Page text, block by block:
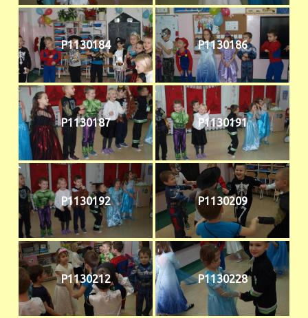
P1130184 P1130186
P1130187 P1130191
P1130192 P1130209
P1130212 P1130228